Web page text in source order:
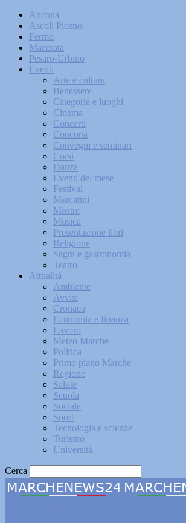
Ancona
Ascoli Piceno
Fermo
Macerata
Pesaro-Urbino
Eventi
Arte e cultura
Benessere
Categorie e luoghi
Cinema
Concerti
Concorsi
Convegni e seminari
Corsi
Danza
Eventi del mese
Festival
Mercatini
Mostre
Musica
Presentazione libri
Religione
Sagra e gastronomia
Teatro
Attualità
Ambiente
Avvisi
Cronaca
Economia e finanza
Lavoro
Meteo Marche
Politica
Primo piano Marche
Regione
Salute
Scuola
Sociale
Sport
Tecnologia e scienze
Turismo
Università
Cerca